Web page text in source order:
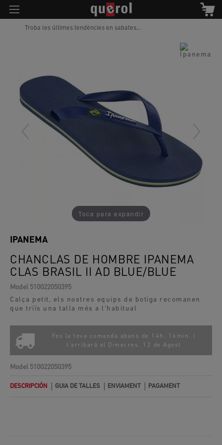
Troba les últimes tendències en sabates...
Toca para expandir
CHANCLAS DE HOMBRE IPANEMA
CLAS BRASIL II AD BLUE/BLUE
IPANEMA
Model 510022050395
Calça petit, els nostres equips de botiga recomanen
que triïs una talla més a l'habitual
Fes la teva comanda abans de 14h. 16min. i
t'arribarà el
Dimecres, 12 de Agost
Model 510022050395
DESCRIPCIÓN GUIA DE TALLES ENVIAMENT PAGAMENT